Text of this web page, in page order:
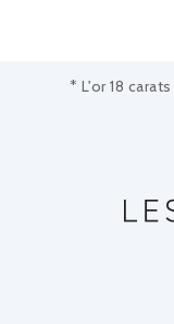
* L'or 18